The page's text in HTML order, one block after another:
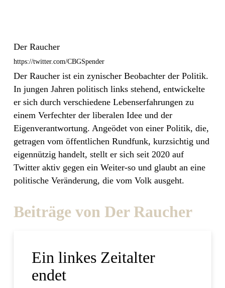
Der Raucher
https://twitter.com/CBGSpender
Der Raucher ist ein zynischer Beobachter der Politik.
In jungen Jahren politisch links stehend, entwickelte
er sich durch verschiedene Lebenserfahrungen zu
einem Verfechter der liberalen Idee und der
Eigenverantwortung. Angeödet von einer Politik, die,
getragen vom öffentlichen Rundfunk, kurzsichtig und
eigennützig handelt, stellt er sich seit 2020 auf
Twitter aktiv gegen ein Weiter-so und glaubt an eine
politische Veränderung, die vom Volk ausgeht.
Beiträge von Der Raucher
Ein linkes Zeitalter
endet